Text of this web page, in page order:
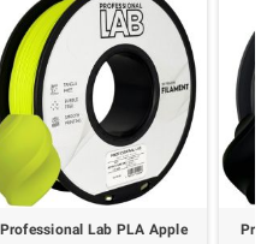
Professional Lab PLA Apple